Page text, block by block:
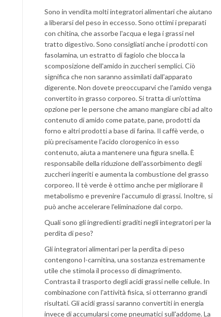
Sono in vendita molti integratori alimentari che aiutano
a liberarsi del peso in eccesso. Sono ottimi i preparati
con chitina, che assorbe l'acqua e lega i grassi nel
tratto digestivo. Sono consigliati anche i prodotti con
fasolamina, un estratto di fagiolo che blocca la
scomposizione dell'amido in zuccheri semplici. Ciò
significa che non saranno assimilati dall'apparato
digerente. Non dovete preoccuparvi che l'amido venga
convertito in grasso corporeo. Si tratta di un'ottima
opzione per le persone che amano mangiare cibi ad alto
contenuto di amido come patate, pane, prodotti da
forno e altri prodotti a base di farina. Il caffè verde, o
più precisamente l'acido clorogenico in esso
contenuto, aiuta a mantenere una figura snella. È
responsabile della riduzione dell'assorbimento degli
zuccheri ingeriti e aumenta la combustione del grasso
corporeo. Il tè verde è ottimo anche per migliorare il
metabolismo e prevenire l'accumulo di grassi. Inoltre, si
può anche accelerare l'eliminazione dal corpo.
Quali sono gli ingredienti graditi negli integratori per la
perdita di peso?
Gli integratori alimentari per la perdita di peso
contengono l-carnitina, una sostanza estremamente
utile che stimola il processo di dimagrimento.
Contrasta il trasporto degli acidi grassi nelle cellule. In
combinazione con l'attività fisica, si otterranno grandi
risultati. Gli acidi grassi saranno convertiti in energia
invece di accumularsi come pneumatici sull'addome. La